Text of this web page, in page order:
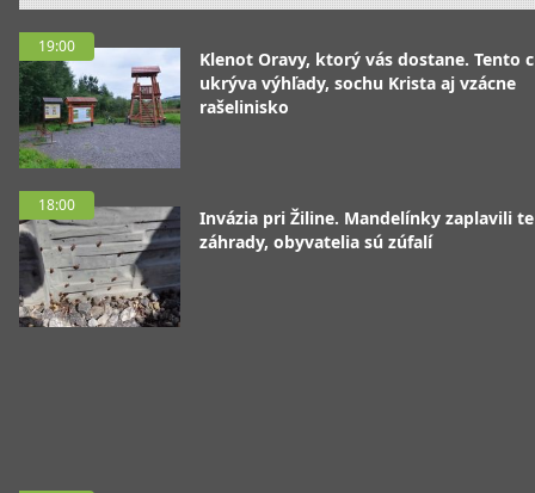
19:00
Klenot Oravy, ktorý vás dostane. Tento
ukrýva výhľady, sochu Krista aj vzácne
rašelinisko
18:00
Invázia pri Žiline. Mandelínky zaplavili
záhrady, obyvatelia sú zúfalí